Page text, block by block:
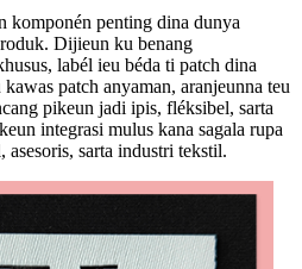
komponén penting dina dunya
Dijieun ku benang
labél ieu béda ti patch dina
patch anyaman, aranjeunna teu
pikeun jadi ipis, fléksibel, sarta
integrasi mulus kana sagala rupa
asesoris, sarta industri tekstil.